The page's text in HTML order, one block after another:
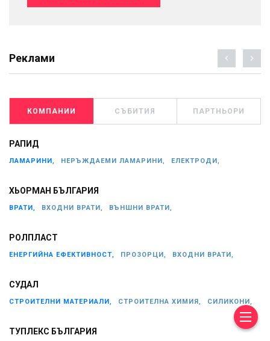
Реклами
КОМПАНИИ СЪБИТИЯ ПАРТНЬОРИ
РАПИД
ЛАМАРИНИ, НЕРЪЖДАЕМИ ЛАМАРИНИ, ЕЛЕКТРОДИ,
ХЬОРМАН БЪЛГАРИЯ
ВРАТИ, ВХОДНИ ВРАТИ, ВЪНШНИ ВРАТИ,
РОЛПЛАСТ
ЕНЕРГИЙНА ЕФЕКТИВНОСТ, ПРОЗОРЦИ, ВХОДНИ ВРАТИ,
СУДАЛ
СТРОИТЕЛНИ МАТЕРИАЛИ, СТРОИТЕЛНА ХИМИЯ, СИЛИКОНИ,
ТУПЛЕКС БЪЛГАРИЯ